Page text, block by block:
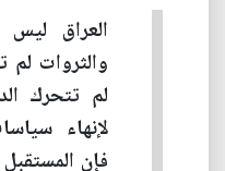
العراق ليس
والثروات
لم تتحرك
لإنهاء
فإن